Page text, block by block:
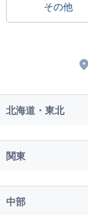
その他
北海道・東北
関東
中部